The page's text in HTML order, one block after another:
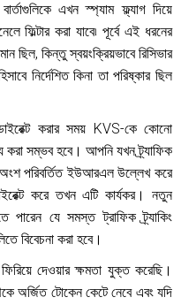
এখন স্প্যাম ফ্ল্যাগ দিয়ে
ফিল্টার করা যাবে৷ পূর্বে এই ধরনের
ছিল, কিন্তু স্বয়ংক্রিয়ভাবে রিসিভার
নির্দেশিত কিনা তা পরিষ্কার ছিল
করার সময় KVS-কে কোনো
করা সম্ভব হবে। আপনি যখন ট্র্যাফিক
পরিবর্তিত ইউআরএল উল্লেখ করে
করে তখন এটি কার্যকর। নতুন
পারেন যে সমস্ত ট্রাফিক ট্র্যাকিং
বিবেচনা করা হবে।
দেওয়ার ক্ষমতা যুক্ত করেছি।
অর্জিত টোকেন কেটে নেবে এবং যদি